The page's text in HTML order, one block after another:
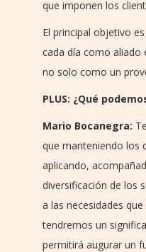
que imponen los
El principal objetivo
cada día como aliado
no solo como un
PLUS: ¿Qué
Mario Bocanegra:
que manteniendo los
aplicando,
diversificación de los
a las necesidades
tendremos un
permitirá augurar un